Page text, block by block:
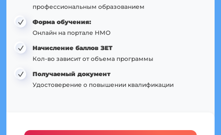
профессиональным образованием
Форма обучения:
Онлайн на портале НМО
Начисление баллов ЗЕТ
Кол-во зависит от объема программы
Получаемый документ
Удостоверение о повышении квалификации